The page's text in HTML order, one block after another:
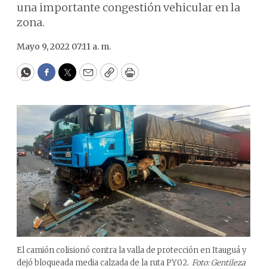
una importante congestión vehicular en la
zona.
Mayo 9, 2022 07:11 a. m.
WhatsApp
Facebook
Twitter
EmailCopyPrint
El camión colisionó contra la valla de protección en Itauguá y
dejó bloqueada media calzada de la ruta PY02. Foto: Gentileza